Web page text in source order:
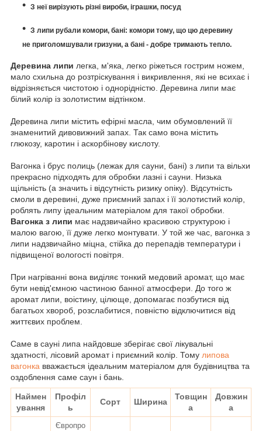
З неї вирізують різні вироби, іграшки, посуд
З липи рубали комори, бані: комори тому, що цю деревину
не приголомшували гризуни, а бані - добре тримають тепло.
Деревина липи легка, м'яка, легко ріжеться гострим ножем,
мало схильна до розтріскування і викривлення, які не всихає і
відрізняється чистотою і однорідністю. Деревина липи має
білий колір із золотистим відтінком.
Деревина липи містить ефірні масла, чим обумовлений її
знаменитий дивовижний запах. Так само вона містить
глюкозу, каротин і аскорбінову кислоту.
Вагонка і брус полиць (лежак для сауни, бані) з липи та вільхи
прекрасно підходять для обробки лазні і сауни. Низька
щільність (а значить і відсутність ризику опіку). Відсутність
смоли в деревині, дуже приємний запах і її золотистий колір,
роблять липу ідеальним матеріалом для такої обробки.
Вагонка з липи має надзвичайно красивою структурою і
малою вагою, її дуже легко монтувати. У той же час, вагонка з
липи надзвичайно міцна, стійка до перепадів температури і
підвищеної вологості повітря.
При нагріванні вона виділяє тонкий медовий аромат, що має
бути невід'ємною частиною банної атмосфери. До того ж
аромат липи, воістину, цілюще, допомагає позбутися від
багатьох хвороб, розслабитися, повністю відключитися від
життєвих проблем.
Саме в сауні липа найдовше зберігає свої лікувальні
здатності, лісовий аромат і приємний колір. Тому липова
вагонка вважається ідеальним матеріалом для будівництва та
оздоблення саме саун і бань.
Наймен
ування
Профіл
ь
Сорт Ширина
Товщин
а
Довжин
а
Європро